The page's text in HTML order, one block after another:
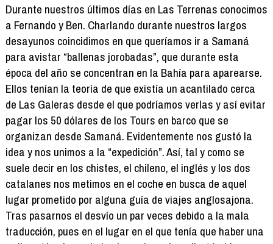
Durante nuestros últimos días en Las Terrenas conocimos
a Fernando y Ben. Charlando durante nuestros largos
desayunos coincidimos en que queríamos ir a Samaná
para avistar “ballenas jorobadas”, que durante esta
época del año se concentran en la Bahía para aparearse.
Ellos tenían la teoría de que existía un acantilado cerca
de Las Galeras desde el que podríamos verlas y así evitar
pagar los 50 dólares de los Tours en barco que se
organizan desde Samaná. Evidentemente nos gustó la
idea y nos unimos a la “expedición”. Así, tal y como se
suele decir en los chistes, el chileno, el inglés y los dos
catalanes nos metimos en el coche en busca de aquel
lugar prometido por alguna guía de viajes anglosajona.
Tras pasarnos el desvío un par veces debido a la mala
traducción, pues en el lugar en el que tenía que haber una